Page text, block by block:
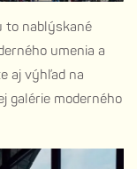
to nablýskané
umenia a
aj výhľad na
galérie moderného